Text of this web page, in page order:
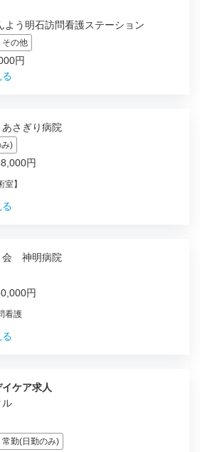
よう明石訪問看護ステーション
その他
円
さぎり病院
)
円
】
会 神明病院
円
看護
ケア求人
ル
常勤(日勤のみ)